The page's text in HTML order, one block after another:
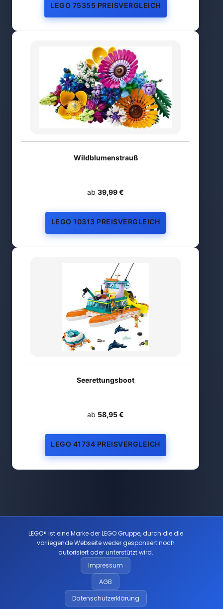
LEGO 75355 PREISVERGLEICH
Wildblumenstrauß
ab 39,99 €
LEGO 10313 PREISVERGLEICH
Seerettungsboot
ab 58,95 €
LEGO 41734 PREISVERGLEICH
LEGO® ist eine Marke der LEGO Gruppe, durch die die
vorliegende Webseite weder gesponsert noch
autorisiert oder unterstützt wird.
Impressum
AGB
Datenschutzerklärung